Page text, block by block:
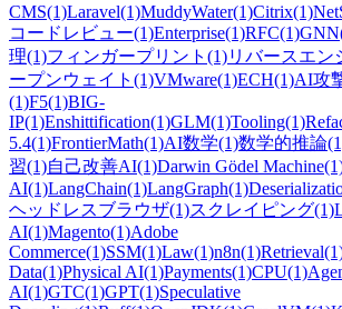
CMS(1)Laravel(1)MuddyWater(1)Citrix(1)
コードレビュー(1)Enterprise(1)RFC(1)GNN
理(1)フィンガープリント (1)リバースエン
ープンウェイト (1)VMware(1)ECH(1)AI攻
(1)F5(1)BIG-
IP(1)Enshittification(1)GLM(1)Tooling(1)
5.4(1)FrontierMath(1)AI数学(1)数学的推論
習(1)自己改善AI(1)Darwin Gödel Machine
AI(1)LangChain(1)LangGraph(1)
ヘッドレスブラウザ(1)スクレイピング(1)
AI(1)Magento(1)Adobe
Commerce(1)SSM(1)Law(1)n8n(1)Retrieval
Data(1)Physical AI(1)Payments(1)CPU(1)
AI(1)GTC(1)GPT(1)Speculative